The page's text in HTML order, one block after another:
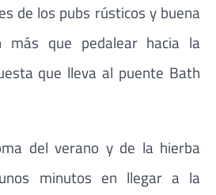
de los pubs rústicos y buena
más que pedalear hacia la
que lleva al puente Bath
del verano y de la hierba
minutos en llegar a la